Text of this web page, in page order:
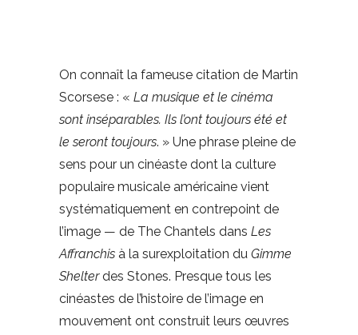
On connaît la fameuse citation de Martin
Scorsese : « La musique et le cinéma
sont inséparables. Ils l’ont toujours été et
le seront toujours. » Une phrase pleine de
sens pour un cinéaste dont la culture
populaire musicale américaine vient
systématiquement en contrepoint de
l’image — de The Chantels dans Les
Affranchis à la surexploitation du Gimme
Shelterdes Stones. Presque tous les
cinéastes de l’histoire de l’image en
mouvement ont construit leurs œuvres